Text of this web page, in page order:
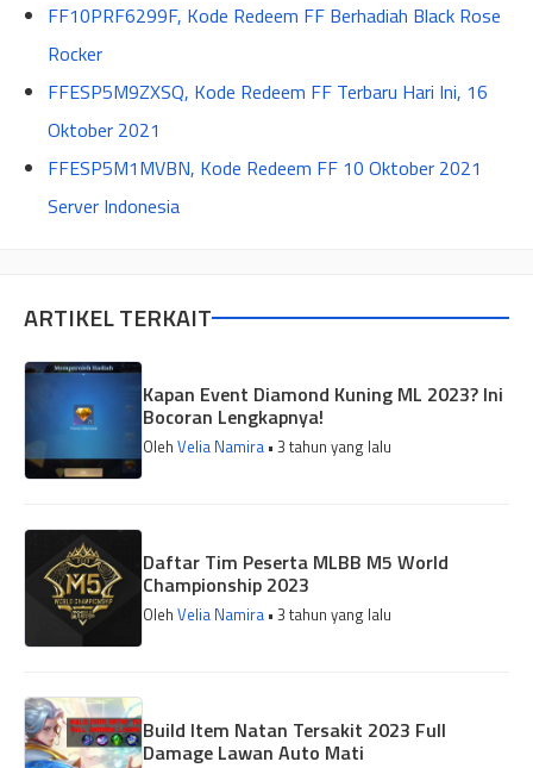
FF10PRF6299F, Kode Redeem FF Berhadiah Black Rose
Rocker
FFESP5M9ZXSQ, Kode Redeem FF Terbaru Hari Ini, 16
Oktober 2021
FFESP5M1MVBN, Kode Redeem FF 10 Oktober 2021
Server Indonesia
ARTIKEL TERKAIT
Kapan Event Diamond Kuning ML 2023? Ini
Bocoran Lengkapnya!
Oleh Velia Namira • 3 tahun yang lalu
Daftar Tim Peserta MLBB M5 World
Championship 2023
Oleh Velia Namira • 3 tahun yang lalu
Build Item Natan Tersakit 2023 Full
Damage Lawan Auto Mati